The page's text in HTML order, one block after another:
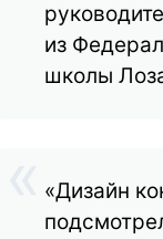
из
школы
«Дизайн